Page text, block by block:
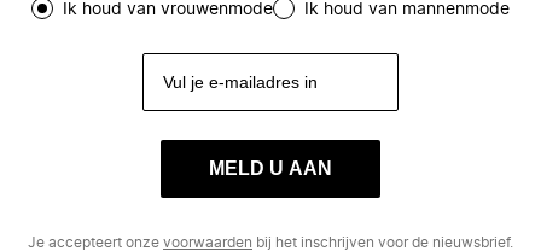
Ik houd van vrouwenmode Ik houd van mannenmode
MELD U AAN
Je accepteert onze voorwaarden bij het inschrijven voor de nieuwsbrief.